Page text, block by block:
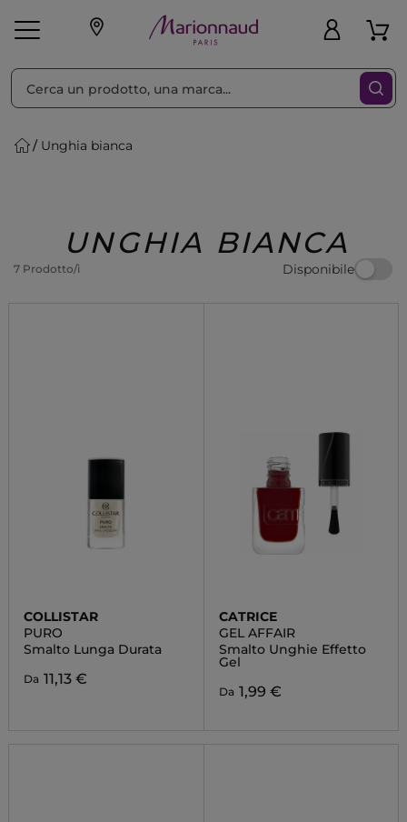
Make-up
Regalo
Unghia bianca
UNGHIA BIANCA
7 Prodotto/i Disponibile
Ordina per Filtra
COLLISTAR
PURO
Smalto Lunga Durata
Da 11,13 €
CATRICE
GEL AFFAIR
Smalto Unghie Effetto
Gel
Da 1,99 €